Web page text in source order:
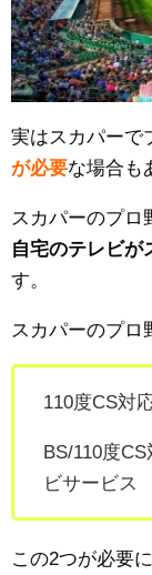
実はスカパーで
が必要な場合も
スカパーのプロ
自宅のテレビが
す。
スカパーのプロ
110度CS対
BS/110度
ビサービス
この2つが必要